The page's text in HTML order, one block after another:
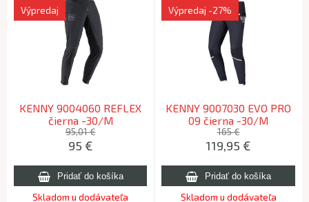
KENNY 9004060 REFLEX
čierna -30/M
Výpredaj
95,01 €
95 €
Skladom u dodávateľa
KENNY 9007030 EVO PRO
09 čierna -30/M
Výpredaj -27%
165 €
119,95 €
Skladom u dodávateľa